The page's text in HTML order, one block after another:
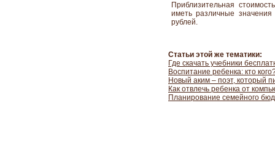
Приблизительная
иметь различные
рублей.
Статьи этой же тематики:
Где скачать учебники
Воспитание ребенка: кто
Новый аким – поэт, который
Как отвлечь ребенка от
Планирование семейного